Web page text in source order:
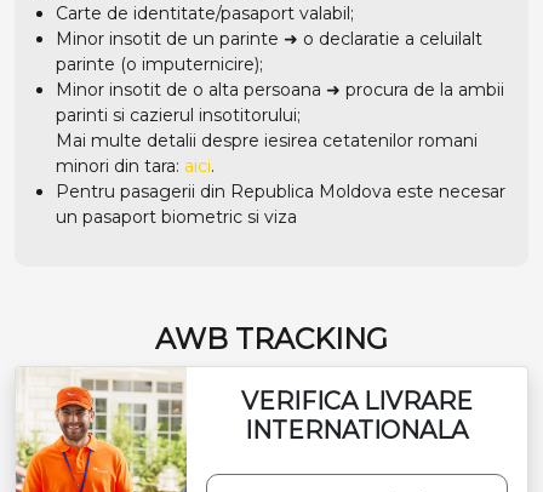
Carte de identitate/pasaport valabil;
Minor insotit de un parinte ➜ o declaratie a celuilalt
parinte (o imputernicire);
Minor insotit de o alta persoana ➜ procura de la ambii
parinti si cazierul insotitorului;
Mai multe detalii despre iesirea cetatenilor romani
minori din tara: aici.
Pentru pasagerii din Republica Moldova este necesar
un pasaport biometric si viza
AWB TRACKING
VERIFICA LIVRARE
INTERNATIONALA